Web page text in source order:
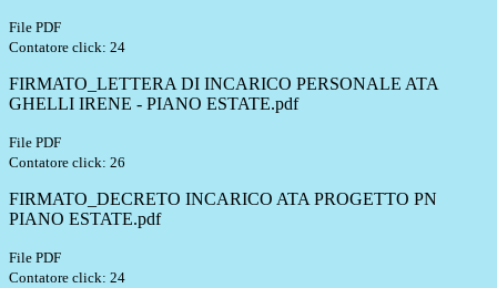
File PDF
Contatore click: 24
FIRMATO_LETTERA DI INCARICO PERSONALE ATA
GHELLI IRENE - PIANO ESTATE.pdf
File PDF
Contatore click: 26
FIRMATO_DECRETO INCARICO ATA PROGETTO PN
PIANO ESTATE.pdf
File PDF
Contatore click: 24